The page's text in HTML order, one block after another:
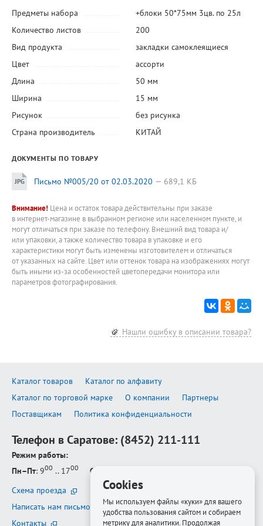
Предметы набора
+блоки 50*75мм 3цв. по 25л
Количество листов
200
Вид продукта
закладки самоклеящиеся
Цвет
ассорти
Длина
50 мм
Ширина
15 мм
Рисунок
без рисунка
Страна производитель
КИТАЙ
ДОКУМЕНТЫ ПО ТОВАРУ
Письмо №005/20 от 02.03.2020 689,1 КБ
Внимание! Цена и остаток товара действительны при заказе
в интернет-магазине в выбранном регионе или населенном пункте, и
могут отличаться при заказе по телефону. Внешний вид товара и/
или упаковки, а также количество товара в упаковке и его
характеристики могут быть изменены изготовителем и отличаться
от указанных на сайте. Цвет или оттенок товара на изображениях могут
быть иными из-за особенностей цветопередачи монитора или
параметров фотографирования.
Нашли ошибку в описании товара?
Каталог товаров
Каталог по алфавиту
Каталог по торговой марке
О компании
Партнеры
Поставщикам
Политика конфиденциальности
Телефон в Саратове: (8452) 211-111
Режим работы:
Пн–Пт: 900 .. 1700 Сб–Вс
Схема проезда
Написать нам письмо
Контакты
Cookies
Мы используем файлы «куки» для вашего
удобства пользования сайтом и собираем
метрику для аналитики. Продолжая